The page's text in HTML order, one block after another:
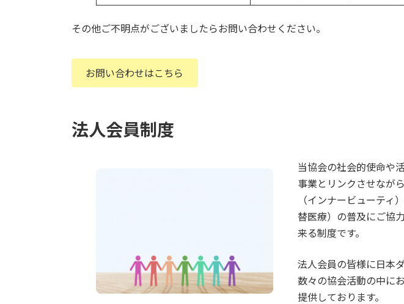
その他ご不明点がございましたらお問い合わせください。
お問い合わせはこちら
法人会員制度
当協会の社会的使命や
事業とリンクさせなが
（インナービューティ
替医療）の普及にご協
来る制度です。
法人会員の皆様に日本
数々の協会活動の中に
提供しております。